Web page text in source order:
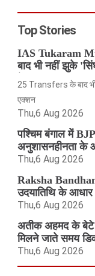
Top Stories
IAS Tukaram
बाद भी नहीं झुके
में आए
25 Transfers के बाद
एक्शन
Thu,6 Aug 2026
पश्चिम बंगाल में
अनुशासनहीनता के
Thu,6 Aug 2026
Raksha
उदयातिथि के
Thu,6 Aug 2026
अतीक अहमद के बेटे
मिलने जाते समय
Thu,6 Aug 2026